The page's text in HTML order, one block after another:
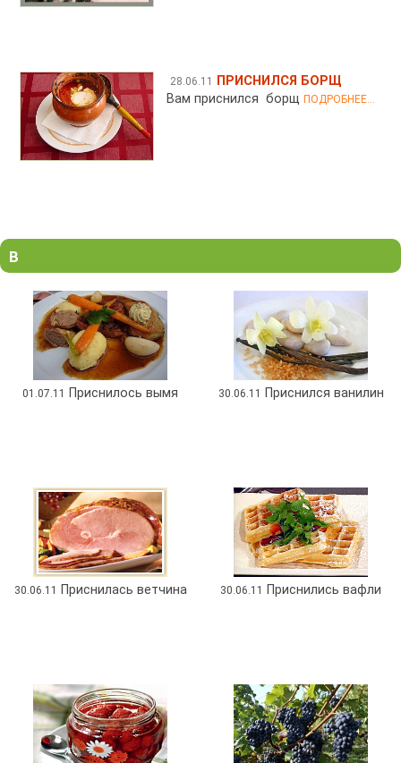
28.06.11
ПРИСНИЛСЯ БОРЩ
Вам приснился борщ ПОДРОБНЕЕ...
В
01.07.11 Приснилось вымя 30.06.11 Приснился ванилин
30.06.11 Приснилась ветчина 30.06.11 Приснились вафли